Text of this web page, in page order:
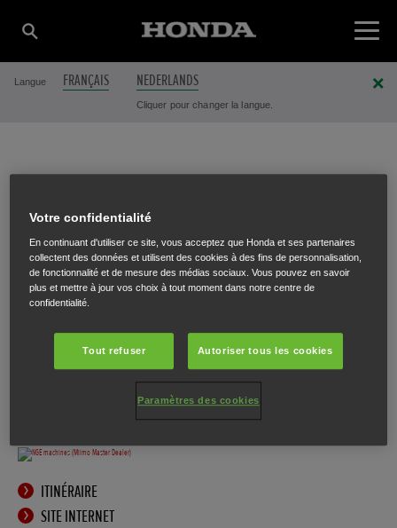
Langue FRANÇAIS NEDERLANDS
Cliquer pour changer la langue.
NGE MACHINES
(MIIMO MASTER
DEALER)
Wavre,1300
ITINÉRAIRE
SITE INTERNET
Votre confidentialité
En continuant d'utiliser ce site, vous acceptez que Honda et ses partenaires
collectent des données et utilisent des cookies à des fins de personnalisation,
de fonctionnalité et de mesure des médias sociaux. Vous pouvez en savoir
plus et mettre à jour vos choix à tout moment dans notre centre de
confidentialité.
Tout refuser Autoriser tous les cookies
Paramètres des cookies